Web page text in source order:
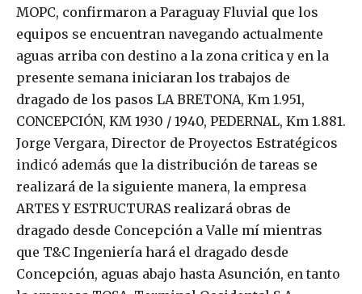
MOPC, confirmaron a Paraguay Fluvial que los
equipos se encuentran navegando actualmente
aguas arriba con destino a la zona critica y en la
presente semana iniciaran los trabajos de
dragado de los pasos LA BRETONA, Km 1.951,
CONCEPCIÓN, KM 1930 / 1940, PEDERNAL, Km 1.881.
Jorge Vergara, Director de Proyectos Estratégicos
indicó además que la distribución de tareas se
realizará de la siguiente manera, la empresa
ARTES Y ESTRUCTURAS realizará obras de
dragado desde Concepción a Valle mí mientras
que T&C Ingeniería hará el dragado desde
Concepción, aguas abajo hasta Asunción, en tanto